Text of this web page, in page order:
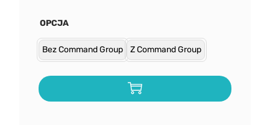
OPCJA
Bez Command Group Z Command Group